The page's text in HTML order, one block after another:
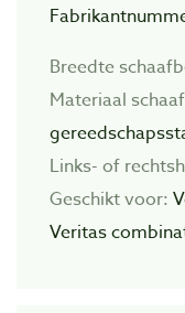
Breedte
Materiaal
Links- of
Geschikt voor:
Veritas